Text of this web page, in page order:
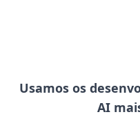
Usamos os
AI